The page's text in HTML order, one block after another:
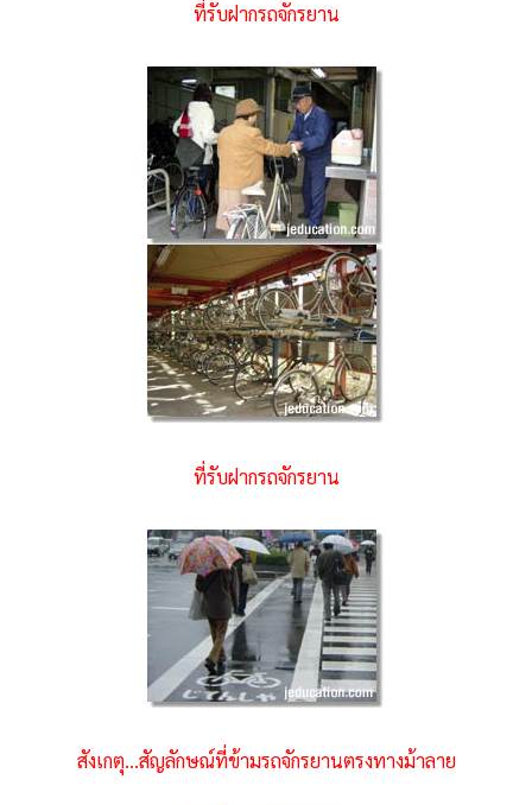
ที่รับฝากรถจักรยาน
ที่รับฝากรถจักรยาน
สังเกตุ…สัญลักษณ์ที่ข้ามรถจักรยานตรงทางม้าลาย